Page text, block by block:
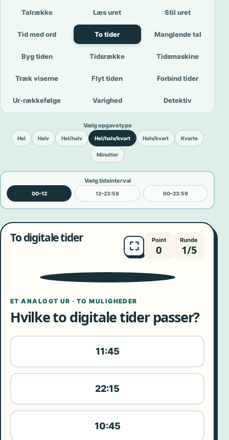
Talrække Læs uret Stil uret
Tid med ord To tider Manglende tal
Byg tiden Tidsrække Tidsmaskine
Træk viserne Flyt tiden Forbind tider
Ur-rækkefølge Varighed Detektiv
Vælg opgavetype
Hel Halv Hel/halv Hel/halv/kvart Halv/kvart Kvarte
Minutter
Vælg tidsinterval
00–12 12–23:59 00–23:59
To digitale tider
⛶ Point
0
Runde
1/5
23
4
8
910
ET ANALOGT UR · TO MULIGHEDER
Hvilke to digitale tider passer?
11:45
22:15
10:45